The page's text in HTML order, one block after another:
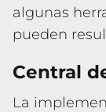
algunas
pueden
Central
La